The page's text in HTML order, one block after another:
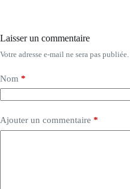
Laisser un commentaire
Votre adresse e-mail ne sera pas publiée.
Nom *
Ajouter un commentaire *